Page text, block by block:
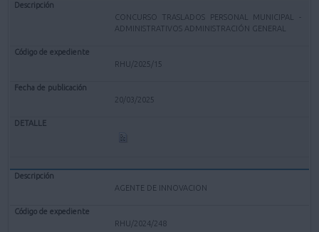
CONCURSO TRASLADOS PERSONAL MUNICIPAL -
ADMINISTRATIVOS ADMINISTRACIÓN GENERAL
RHU/2025/15
20/03/2025
AGENTE DE INNOVACION
RHU/2024/248